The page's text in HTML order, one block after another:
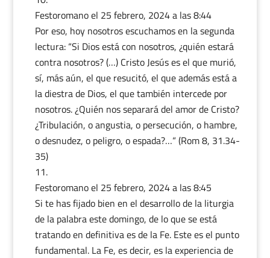
Festoromanoel 25 febrero, 2024 a las 8:44
Por eso, hoy nosotros escuchamos en la segunda
lectura: “Si Dios está con nosotros, ¿quién estará
contra nosotros? (…) Cristo Jesús es el que murió,
sí, más aún, el que resucitó, el que además está a
la diestra de Dios, el que también intercede por
nosotros. ¿Quién nos separará del amor de Cristo?
¿Tribulación, o angustia, o persecución, o hambre,
o desnudez, o peligro, o espada?…“ (Rom 8, 31.34-
35)
Festoromanoel 25 febrero, 2024 a las 8:45
Si te has fijado bien en el desarrollo de la liturgia
de la palabra este domingo, de lo que se está
tratando en definitiva es de la Fe. Este es el punto
fundamental. La Fe, es decir, es la experiencia de